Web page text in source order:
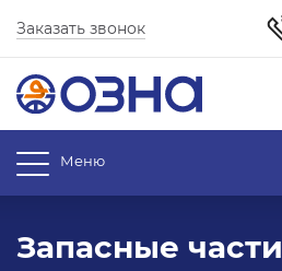
Заказать звонок
Меню
Запасные части